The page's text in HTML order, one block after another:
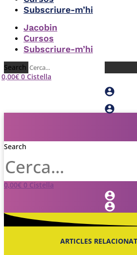
Subscriure-m’hi
Jacobin
Cursos
Subscriure-m’hi
Search
0,00€ 0 Cistella
Search
0,00€ 0 Cistella
ARTICLES